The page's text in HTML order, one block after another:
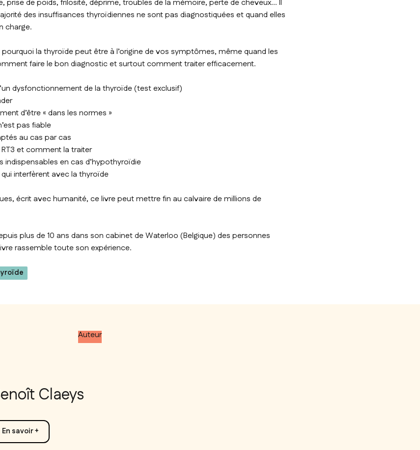
prise de poids, frilosité, déprime, troubles de la mémoire, perte de cheveux... Il
des insuffisances thyroïdiennes ne sont pas diagnostiquées et quand elles
charge.
pourquoi la thyroïde peut être à l’origine de vos symptômes, même quand les
faire le bon diagnostic et surtout comment traiter efficacement.
dysfonctionnement de la thyroïde (test exclusif)
d’être « dans les normes »
pas fiable
au cas par cas
et comment la traiter
en cas d’hypothyroïdie
interfèrent avec la thyroïde
écrit avec humanité, ce livre peut mettre fin au calvaire de millions de
plus de 10 ans dans son cabinet de Waterloo (Belgique) des personnes
rassemble toute son expérience.
Auteur
Claeys
En savoir +